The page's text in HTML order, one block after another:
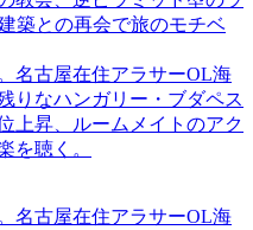
築との再会で旅のモチベ
名古屋在住アラサーOL海
りなハンガリー・ブダペス
上昇、ルームメイトのアク
を聴く。
名古屋在住アラサーOL海